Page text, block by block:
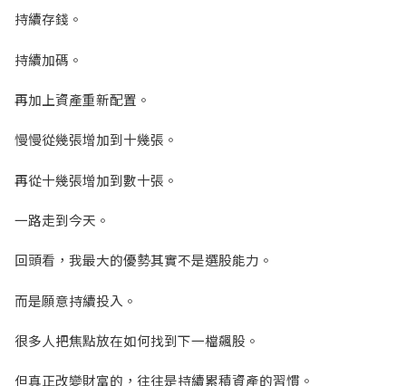
持續存錢。
持續加碼。
再加上資產重新配置。
慢慢從幾張增加到十幾張。
再從十幾張增加到數十張。
一路走到今天。
回頭看，我最大的優勢其實不是選股能力。
而是願意持續投入。
很多人把焦點放在如何找到下一檔飆股。
但真正改變財富的，往往是持續累積資產的習慣。